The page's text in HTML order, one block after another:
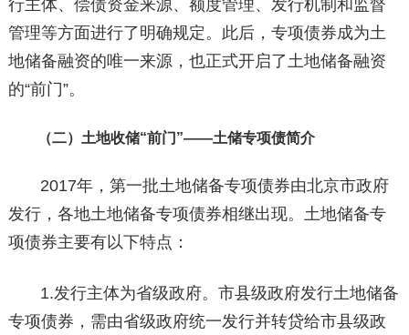
行主体、偿债资金来源、额度管理、发行机制和监督
管理等方面进行了明确规定。此后，专项债券成为土
地储备融资的唯一来源，也正式开启了土地储备融资
的“前门”。
（二）土地收储“前门”——土储专项债简介
2017年，第一批土地储备专项债券由北京市政府
发行，各地土地储备专项债券相继出现。土地储备专
项债券主要有以下特点：
1.发行主体为省级政府。市县级政府发行土地储备
专项债券，需由省级政府统一发行并转贷给市县级政